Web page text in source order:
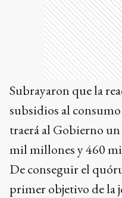
Subrayaron que la
subsidios al
traerá al Gobierno
mil millones y 460
De conseguir el
primer objetivo de la